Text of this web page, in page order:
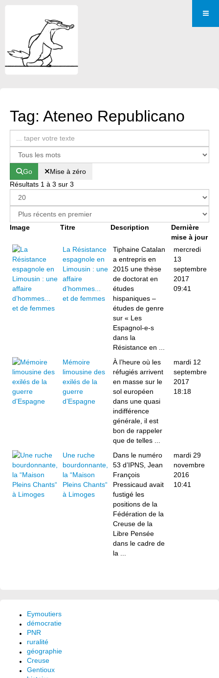
Tag: Ateneo Republicano
Go
Mise à zéro
Résultats 1 à 3 sur 3
Image Titre Description
Dernière
mise à jour
La Résistance
espagnole en
Limousin : une
affaire
d’hommes...
et de femmes
Tiphaine Catalan
a entrepris en
2015 une thèse
de doctorat en
études
hispaniques –
études de genre
sur « Les
Espagnol-e-s
dans la
Résistance en ...
mercredi
13
septembre
2017
09:41
Mémoire
limousine des
exilés de la
guerre
d’Espagne
À l’heure où les
réfugiés arrivent
en masse sur le
sol européen
dans une quasi
indifférence
générale, il est
bon de rappeler
que de telles ...
mardi 12
septembre
2017
18:18
Une ruche
bourdonnante,
la “Maison
Pleins Chants“
à Limoges
Dans le numéro
53 d’IPNS, Jean
François
Pressicaud avait
fustigé les
positions de la
Fédération de la
Creuse de la
Libre Pensée
dans le cadre de
la ...
mardi 29
novembre
2016
10:41
Eymoutiers
démocratie
PNR
ruralité
géographie
Creuse
Gentioux